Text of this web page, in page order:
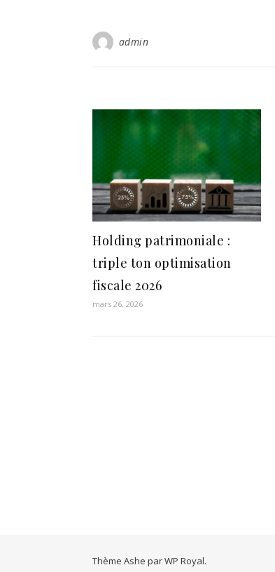
admin
Holding patrimoniale :
triple ton optimisation
fiscale 2026
mars 26, 2026
Thème Ashe parWP Royal.